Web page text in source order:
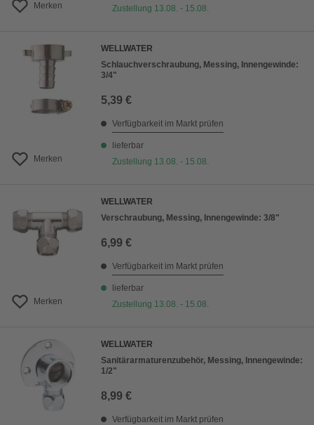
Merken
Zustellung 13.08. - 15.08.
Merken
WELLWATER
Schlauchverschraubung, Messing, Innengewinde:
3/4"
5,39 €
Verfügbarkeit im Markt prüfen
lieferbar
Zustellung 13.08. - 15.08.
Merken
WELLWATER
Verschraubung, Messing, Innengewinde: 3/8"
6,99 €
Verfügbarkeit im Markt prüfen
lieferbar
Zustellung 13.08. - 15.08.
WELLWATER
Sanitärarmaturenzubehör, Messing, Innengewinde:
1/2"
8,99 €
Verfügbarkeit im Markt prüfen